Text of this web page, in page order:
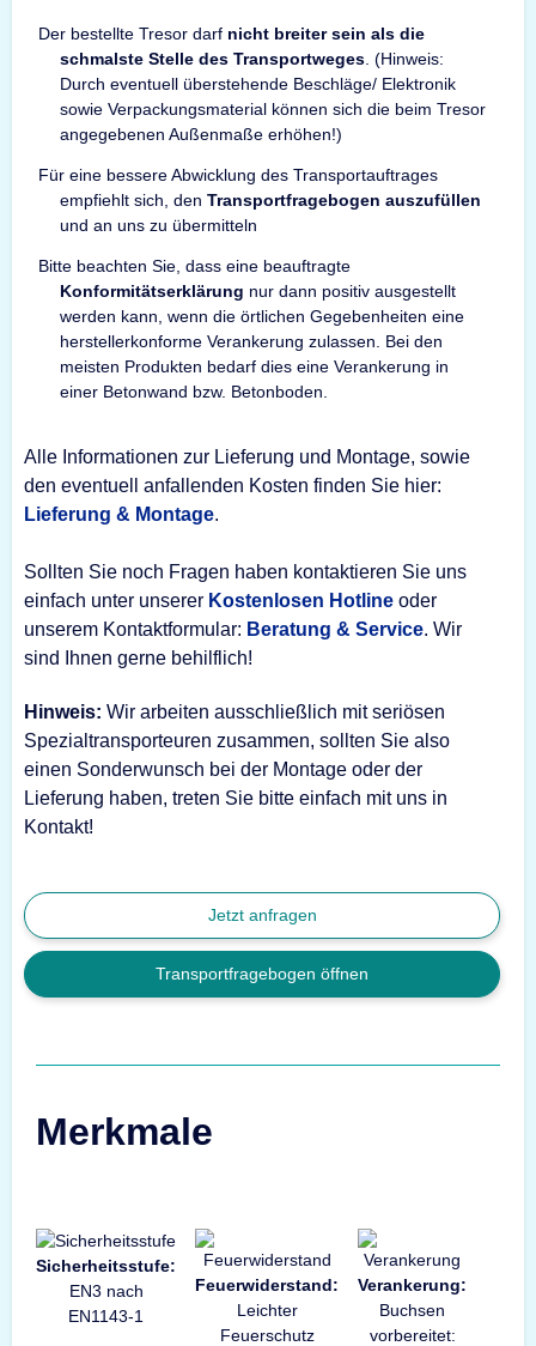
Der bestellte Tresor darf nicht breiter sein als die
schmalste Stelle des Transportweges . (Hinweis:
Durch eventuell überstehende Beschläge/ Elektronik
sowie Verpackungsmaterial können sich die beim Tresor
angegebenen Außenmaße erhöhen!)
Für eine bessere Abwicklung des Transportauftrages
empfiehlt sich, den Transportfragebogen auszufüllen
und an uns zu übermitteln
Bitte beachten Sie, dass eine beauftragte
Konformitätserklärung nur dann positiv ausgestellt
werden kann, wenn die örtlichen Gegebenheiten eine
herstellerkonforme Verankerung zulassen. Bei den
meisten Produkten bedarf dies eine Verankerung in
einer Betonwand bzw. Betonboden.
Alle Informationen zur Lieferung und Montage, sowie
den eventuell anfallenden Kosten finden Sie hier:
Lieferung & Montage.
Sollten Sie noch Fragen haben kontaktieren Sie uns
einfach unter unserer Kostenlosen Hotline oder
unserem Kontaktformular: Beratung & Service. Wir
sind Ihnen gerne behilflich!
Hinweis: Wir arbeiten ausschließlich mit seriösen
Spezialtransporteuren zusammen, sollten Sie also
einen Sonderwunsch bei der Montage oder der
Lieferung haben, treten Sie bitte einfach mit uns in
Kontakt!
Jetzt anfragen
Transportfragebogen öffnen
Merkmale
Sicherheitsstufe:
EN3 nach
EN1143-1
Feuerwiderstand:
Leichter
Feuerschutz
Verankerung:
Buchsen
vorbereitet: